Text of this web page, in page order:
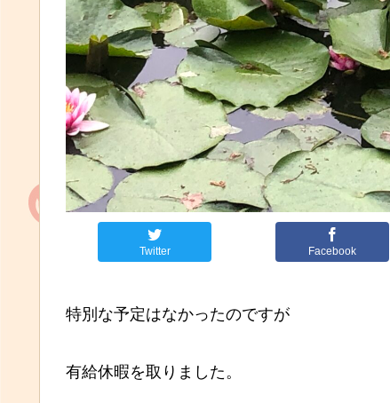
Twitter Facebook
特別な予定はなかったのですが
有給休暇を取りました。